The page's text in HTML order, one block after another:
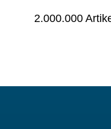
2.000.000